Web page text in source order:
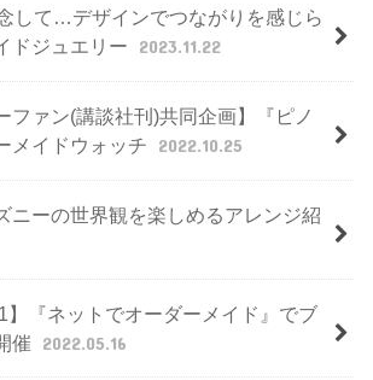
して…デザインでつながりを感じら
ドジュエリー
2023.11.22
ファン(講談社刊)共同企画】『ピノ
メイドウォッチ
2022.10.25
ニーの世界観を楽しめるアレンジ紹
】『ネットでオーダーメイド』でブ
催
2022.05.16